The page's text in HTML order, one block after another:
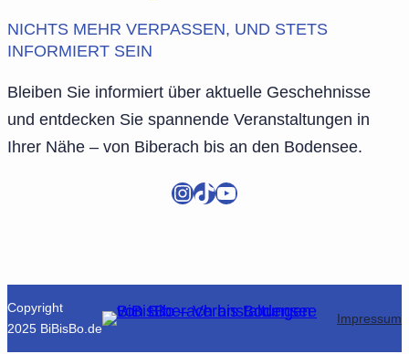
NICHTS MEHR VERPASSEN, UND STETS
INFORMIERT SEIN
Bleiben Sie informiert über aktuelle Geschehnisse
und entdecken Sie spannende Veranstaltungen in
Ihrer Nähe – von Biberach bis an den Bodensee.
InstagramTikTok YouTube
Copyright
2025 BiBisBo.de
Impressum